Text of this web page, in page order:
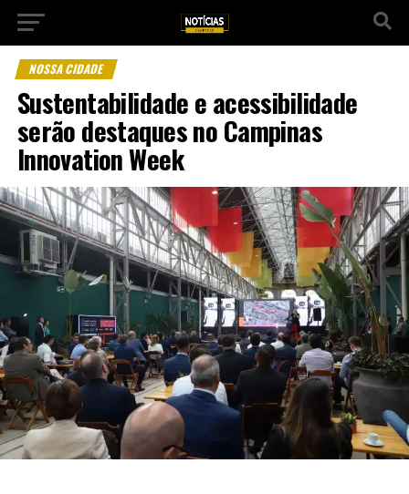
NOSSA CIDADE
Sustentabilidade e acessibilidade
serão destaques no Campinas
Innovation Week